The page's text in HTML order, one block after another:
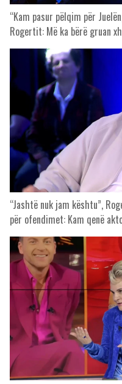
“Kam pasur pëlqim për
Rogertit: Më ka bërë gruan
“Jashtë nuk jam kështu”,
për ofendimet: Kam qenë